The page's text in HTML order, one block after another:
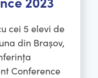
cei 5 elevi de
din Brașov,
Conference